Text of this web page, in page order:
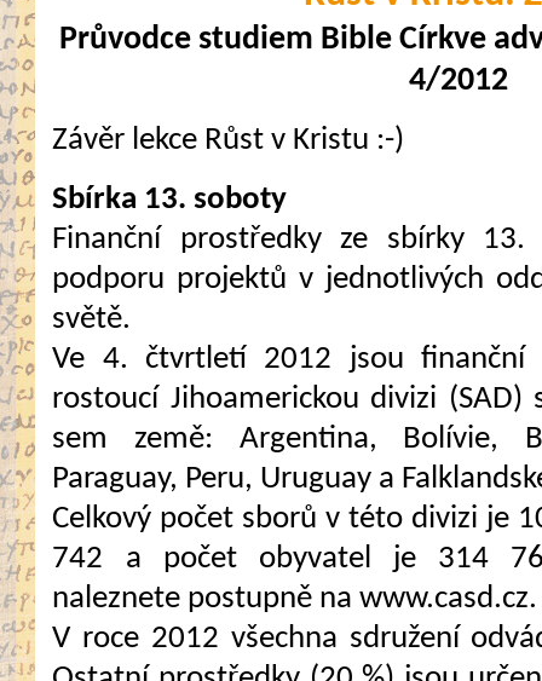
Průvodce studiem Bible Církve
4/2012
Závěr lekce Růst v Kristu :-)
Sbírka 13. soboty
Finanční prostředky ze sbírky
podporu projektů v jednotlivých
světě.
Ve 4. čtvrtletí 2012 jsou finanční
rostoucí Jihoamerickou divizi
sem země: Argentina, Bolívie,
Paraguay, Peru, Uruguay a
Celkový počet sborů v této divizi je
742 a počet obyvatel je 314
naleznete postupně na www.casd.cz.
V roce 2012 všechna sdružení